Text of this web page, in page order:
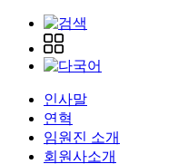
인사말
연혁
임원진 소개
회원사소개